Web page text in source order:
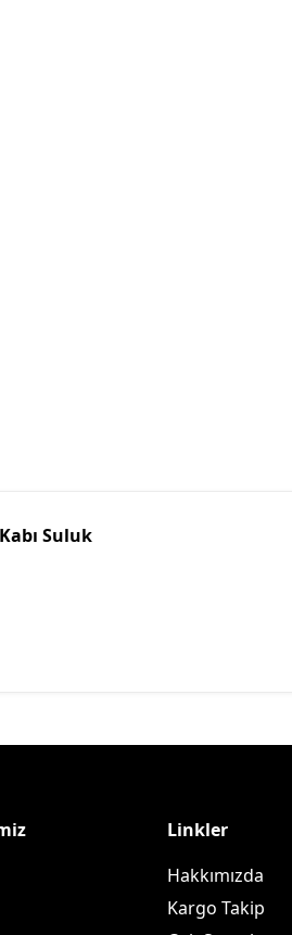
Suluk
Linkler
Hakkımızda
Kargo Takip